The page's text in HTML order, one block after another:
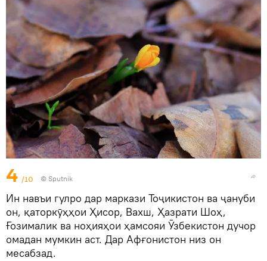
4 /10 © Sputnik
Ин навъи гулро дар маркази Тоҷикистон ва ҷануби
он, қаторкӯҳҳои Ҳисор, Вахш, Ҳазрати Шоҳ,
Ғозималик ва ноҳияҳои ҳамсояи Ӯзбекистон дучор
омадан мумкин аст. Дар Афғонистон низ он
месабзад.